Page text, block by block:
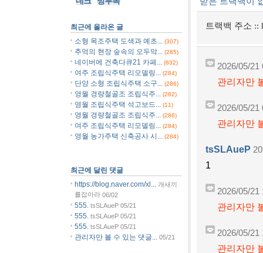
트랙백 주소 ::
2026/05/21
관리자만
2026/05/21
관리자만
tsSLAueP
1
2026/05/21
관리자만
2026/05/21
관리자만
최근에 올라온 글
소형 목조주택 도색과 예초...
(307)
추억의 현장 숲속의 오두막... (285)
네이버에 건축다큐21 카페... (832)
여주 조립식주택 리모델링... (284)
단양 소형 조립식주택 소구... (286)
영월 경량철골조 조립식주... (282)
영월 조립식주택 석고보드... (11)
영월 경량철골조 조립식주... (286)
여주 조립식주택 리모델링... (284)
영월 농가주택 신축공사 시... (284)
최근에 달린 댓글
https://blog.naver.com/xl...
개새끼
를잡아라 06/02
555. tsSLAueP 05/21
555. tsSLAueP 05/21
555. tsSLAueP 05/21
관리자만 볼 수 있는 댓글... 05/21